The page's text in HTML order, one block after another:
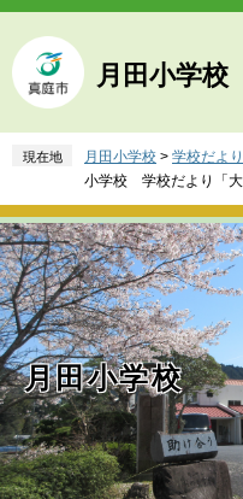
ペ
ジ
の
頭
。
メ
ュ
ー
飛
て
本
文
へ
月田小学校
現在地 月田小学校 > 学校だよ
小学校 学校だより「大
月田小学校